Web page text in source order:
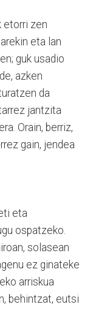
etorri zen
eta lan
guk usadio
azken
da
jantzita
Orain, berriz,
gain, jendea
eta
ospatzeko.
solasean
ez ginateke
arriskua
behintzat, eutsi